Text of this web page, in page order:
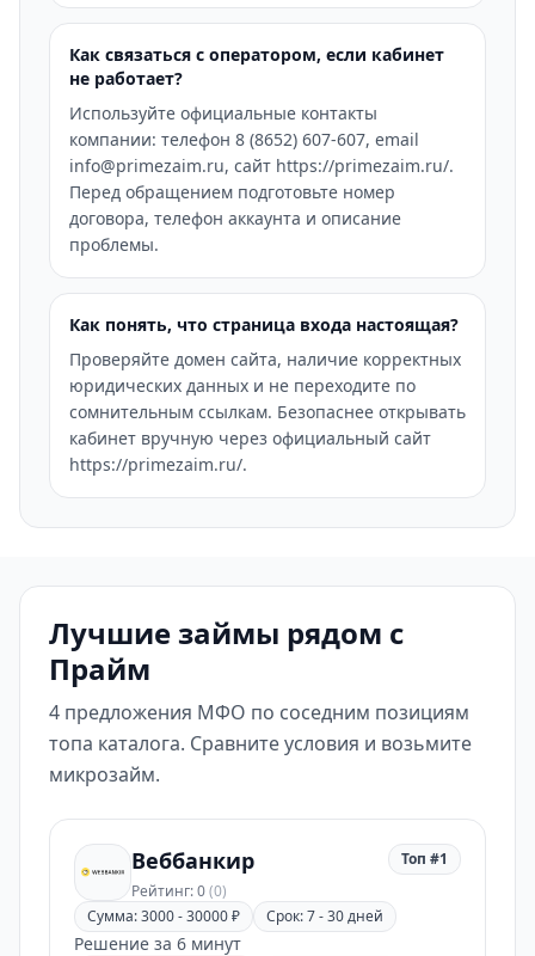
Как связаться с оператором, если кабинет
не работает?
Используйте официальные контакты
компании: телефон 8 (8652) 607-607, email
info@primezaim.ru, сайт https://primezaim.ru/.
Перед обращением подготовьте номер
договора, телефон аккаунта и описание
проблемы.
Как понять, что страница входа настоящая?
Проверяйте домен сайта, наличие корректных
юридических данных и не переходите по
сомнительным ссылкам. Безопаснее открывать
кабинет вручную через официальный сайт
https://primezaim.ru/.
Лучшие займы рядом с
Прайм
4 предложения МФО по соседним позициям
топа каталога. Сравните условия и возьмите
микрозайм.
Веббанкир
Рейтинг: 0(0)
Топ #1
Сумма: 3000 - 30000 ₽ Срок: 7 - 30 дней
Решение за 6 минут